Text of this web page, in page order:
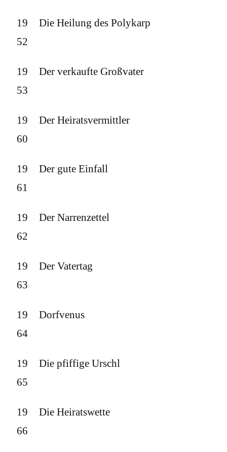
19
52
Die Heilung des Polykarp
19
53
Der verkaufte Großvater
19
60
Der Heiratsvermittler
19
61
Der gute Einfall
19
62
Der Narrenzettel
19
63
Der Vatertag
19
64
Dorfvenus
19
65
Die pfiffige Urschl
19
66
Die Heiratswette